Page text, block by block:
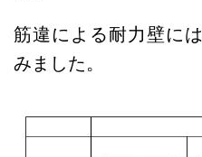
筋違による耐力壁に
みました。